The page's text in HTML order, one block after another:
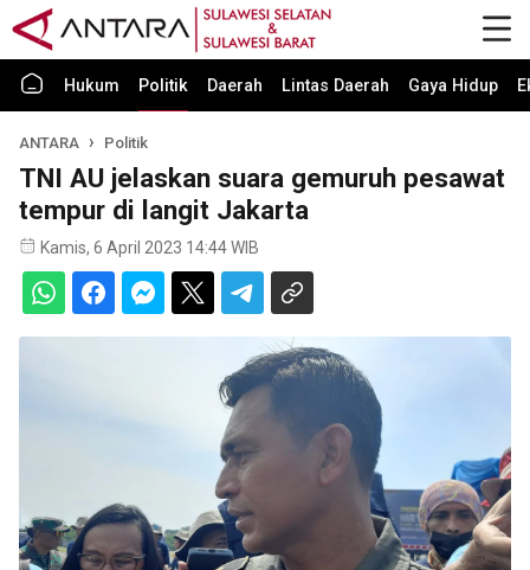
Hukum Politik Daerah Lintas Daerah Gaya Hidup
ANTARA Politik
TNI AU jelaskan suara gemuruh pesawat
tempur di langit Jakarta
Kamis, 6 April 2023 14:44 WIB